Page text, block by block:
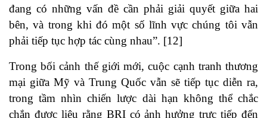
đang có những vấn đề cần phải giải quyết giữa hai
bên, và trong khi đó một số lĩnh vực chúng tôi vẫn
phải tiếp tục hợp tác cùng nhau”. [12]
Trong bối cảnh thế giới mới, cuộc cạnh tranh thương
mại giữa Mỹ và Trung Quốc vẫn sẽ tiếp tục diễn ra,
trong tầm nhìn chiến lược dài hạn không thể chắc
chắn được liệu rằng BRI có ảnh hưởng trực tiếp đến